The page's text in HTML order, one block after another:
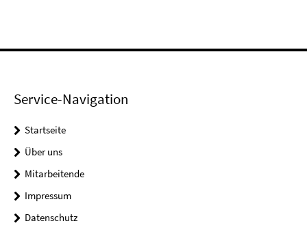
Service-Navigation
Startseite
Über uns
Mitarbeitende
Impressum
Datenschutz